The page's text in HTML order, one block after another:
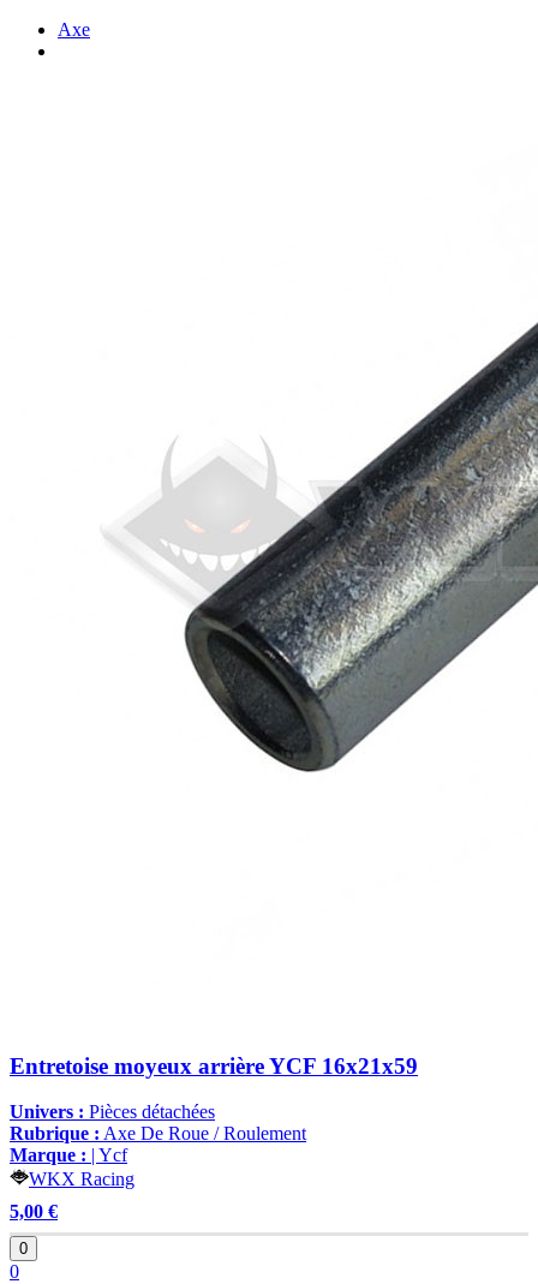
Axe
Entretoise moyeux arrière YCF 16x21x59
Univers : Pièces détachées
Rubrique : Axe De Roue / Roulement
Marque : | Ycf
WKX Racing
5,00 €
0
0